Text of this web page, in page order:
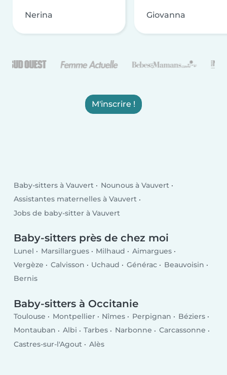
Nerina Giovanna
M'inscrire !
Baby-sitters à Vauvert
Nounous à Vauvert
Assistantes maternelles à Vauvert
Jobs de baby-sitter à Vauvert
Baby-sitters près de chez moi
Lunel Marsillargues Milhaud
Aimargues
Vergèze
Calvisson Uchaud Générac
Beauvoisin
Bernis
Baby-sitters à Occitanie
Toulouse Montpellier Nîmes Perpignan
Béziers
Montauban
Albi Tarbes Narbonne
Carcassonne
Castres-sur-l'Agout
Alès